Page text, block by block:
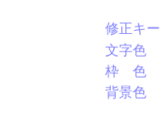
修正キー
文字色
枠 色
背景色